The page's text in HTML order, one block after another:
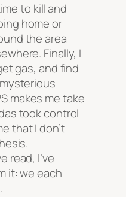
to kill and
home or
the area
Finally, I
gas, and find
makes me take
took control
that I don’t
read, I’ve
it: we each